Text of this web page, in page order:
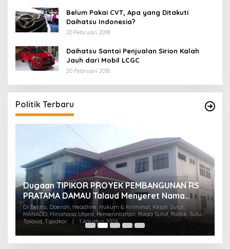
Belum Pakai CVT, Apa yang Ditakuti
Daihatsu Indonesia?
20 Februari 2018
Daihatsu Santai Penjualan Sirion Kalah
Jauh dari Mobil LCGC
20 Februari 2018
Politik Terbaru
Dugaan TIPIKOR PROYEK PEMBANGUNAN RS
PRATAMA DAMAU Talaud Menyeret Nama
Anggota DPRD Minut
Di Berita, Daerah, Headline, Hukum & Kriminal, Kejati Sulut,
MANADO, Minahasa Utara, Pemerintahan, Polda Sulut, Politik, Sulut,
Talaud, Tipidkor
| 1 Agustus 2026